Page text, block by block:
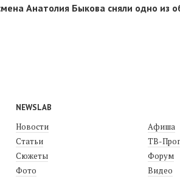
Анатолия Быкова сняли одно из
NEWSLAB
Новости
Статьи
Сюжеты
Фото
Афиша
ТВ-
Форум
Видео